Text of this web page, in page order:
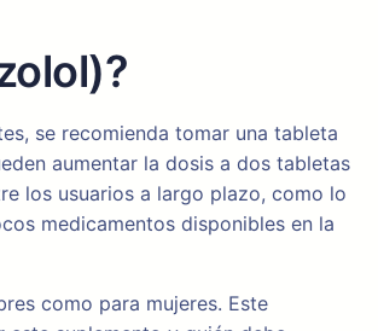
se recomienda tomar una tableta
aumentar la dosis a dos tabletas
los usuarios a largo plazo, como lo
medicamentos disponibles en la
como para mujeres. Este